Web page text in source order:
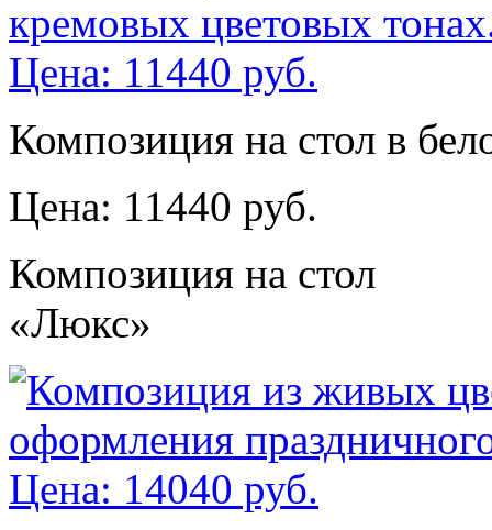
Композиция на стол в
Цена: 11440 руб.
Композиция на стол
«Люкс»